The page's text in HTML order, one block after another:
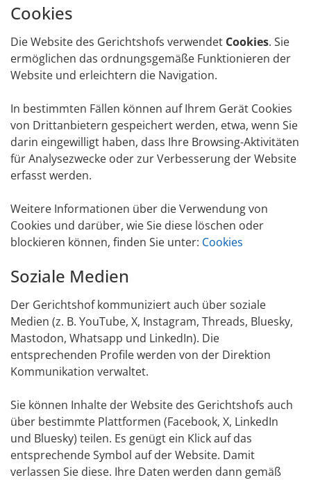
Cookies
Die Website des Gerichtshofs verwendet Cookies. Sie
ermöglichen das ordnungsgemäße Funktionieren der
Website und erleichtern die Navigation.
In bestimmten Fällen können auf Ihrem Gerät Cookies
von Drittanbietern gespeichert werden, etwa, wenn Sie
darin eingewilligt haben, dass Ihre Browsing-Aktivitäten
für Analysezwecke oder zur Verbesserung der Website
erfasst werden.
Weitere Informationen über die Verwendung von
Cookies und darüber, wie Sie diese löschen oder
blockieren können, finden Sie unter: Cookies
Soziale Medien
Der Gerichtshof kommuniziert auch über soziale
Medien (z. B. YouTube, X, Instagram, Threads, Bluesky,
Mastodon, Whatsapp und LinkedIn). Die
entsprechenden Profile werden von der Direktion
Kommunikation verwaltet.
Sie können Inhalte der Website des Gerichtshofs auch
über bestimmte Plattformen (Facebook, X, LinkedIn
und Bluesky) teilen. Es genügt ein Klick auf das
entsprechende Symbol auf der Website. Damit
verlassen Sie diese. Ihre Daten werden dann gemäß